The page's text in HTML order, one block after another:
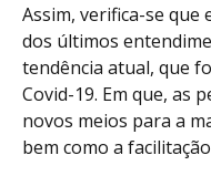
Assim, verifica-se que
dos últimos
tendência atual, que
Covid-19. Em que, as
novos meios para a
bem como a